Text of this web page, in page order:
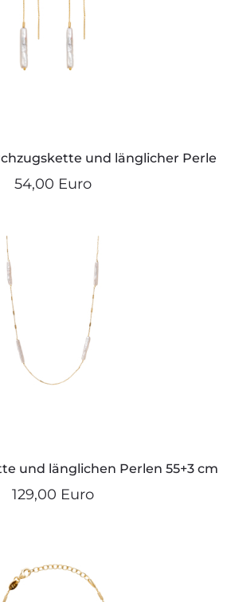
und länglicher Perle
54,00 Euro
und länglichen Perlen 55+3 cm
129,00 Euro